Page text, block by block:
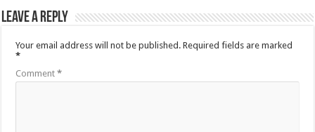
Leave a Reply
Your email address will not be published. Required fields are marked
*
Comment*